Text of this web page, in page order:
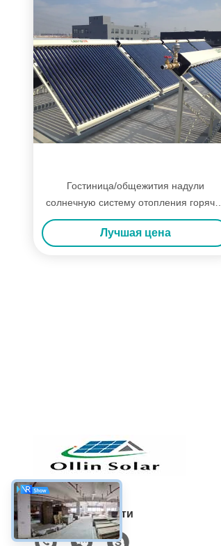
Гостиница/общежития надули
солнечную систему отопления горячей
воды с умным регулятором
Лучшая цена
Социальные сети